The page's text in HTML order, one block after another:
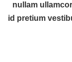
nullam
id pretium